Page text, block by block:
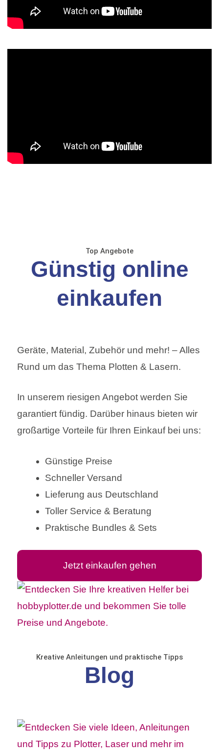
Top Angebote
Günstig online
einkaufen
Geräte, Material, Zubehör und mehr! – Alles
Rund um das Thema Plotten & Lasern.
In unserem riesigen Angebot werden Sie
garantiert fündig. Darüber hinaus bieten wir
großartige Vorteile für Ihren Einkauf bei uns:
Günstige Preise
Schneller Versand
Lieferung aus Deutschland
Toller Service & Beratung
Praktische Bundles & Sets
Jetzt einkaufen gehen
Kreative Anleitungen und praktische Tipps
Blog